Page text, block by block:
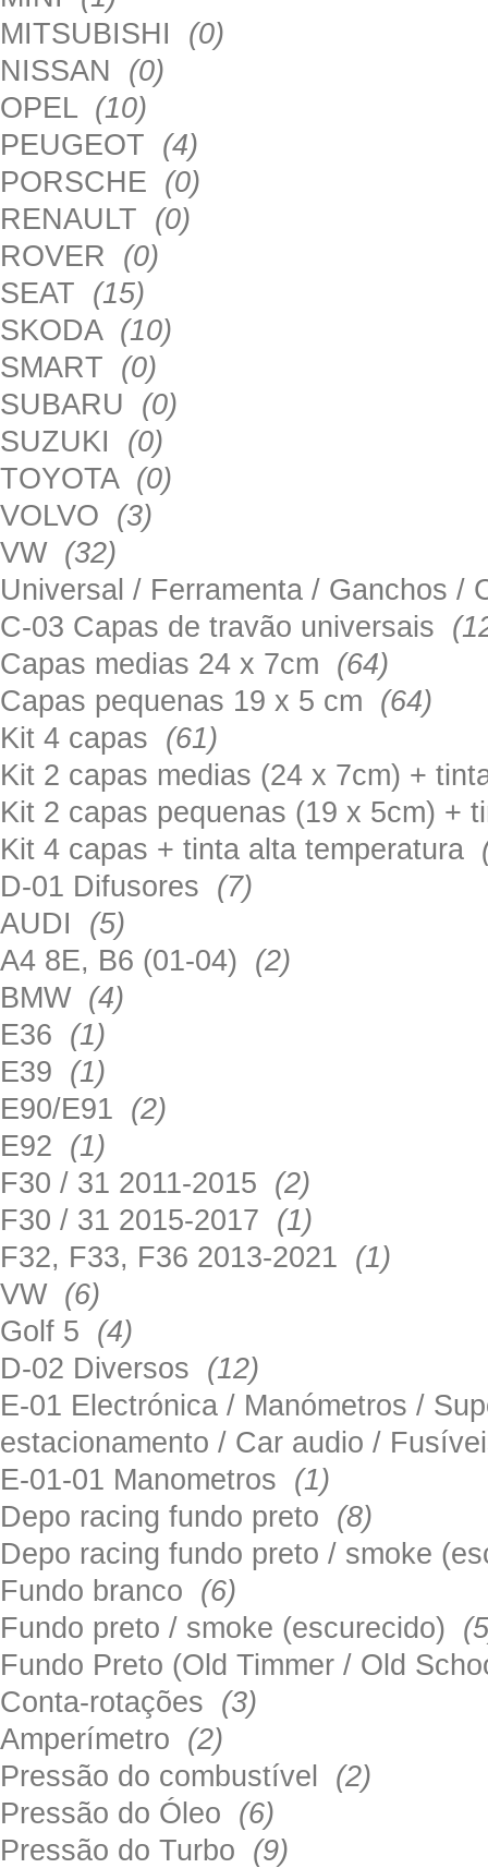
MITSUBISHI (0)
NISSAN (0)
OPEL (10)
PEUGEOT (4)
PORSCHE (0)
RENAULT (0)
ROVER (0)
SEAT (15)
SKODA (10)
SMART (0)
SUBARU (0)
SUZUKI (0)
TOYOTA (0)
VOLVO (3)
VW (32)
Universal / Ferramenta / Ganchos
C-03 Capas de travão universais
Capas medias 24 x 7cm (64)
Capas pequenas 19 x 5 cm (64)
Kit 4 capas (61)
Kit 2 capas medias (24 x 7cm) +
Kit 2 capas pequenas (19 x 5cm) +
Kit 4 capas + tinta alta temperatura
D-01 Difusores (7)
AUDI (5)
A4 8E, B6 (01-04) (2)
BMW (4)
E36 (1)
E39 (1)
E90/E91 (2)
E92 (1)
F30 / 31 2011-2015 (2)
F30 / 31 2015-2017 (1)
F32, F33, F36 2013-2021 (1)
VW (6)
Golf 5 (4)
D-02 Diversos (12)
E-01 Electrónica / Manómetros /
estacionamento / Car audio /
E-01-01 Manometros (1)
Depo racing fundo preto (8)
Depo racing fundo preto / smoke
Fundo branco (6)
Fundo preto / smoke (escurecido)
Fundo Preto (Old Timmer / Old
Conta-rotações (3)
Amperímetro (2)
Pressão do combustível (2)
Pressão do Óleo (6)
Pressão do Turbo (9)